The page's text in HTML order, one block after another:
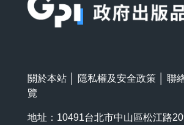
關於本站 隱私權及安全政策 聯
覽
地址：10491台北市中山區松江路